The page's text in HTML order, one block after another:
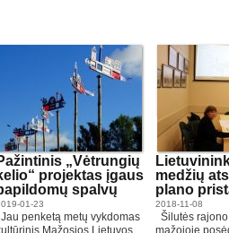
„Vėtrungių
projektas įgaus
spalvų
01-23
Jau penketą metų vykdomas
Mažosios Lietuvos
medžių
plano
2018-11-08
Šilutės
mažojoje